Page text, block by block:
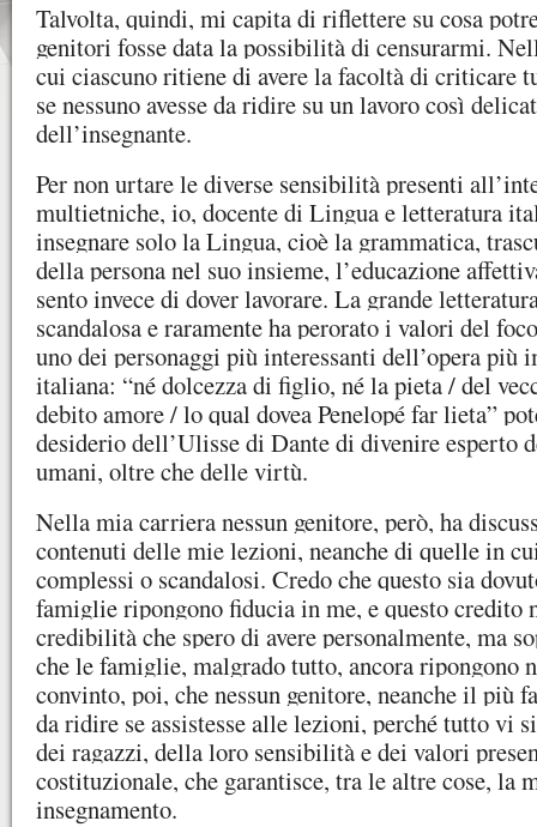
Talvolta, quindi, mi capita di riflettere su cosa
genitori fosse data la possibilità di censurarmi.
cui ciascuno ritiene di avere la facoltà di criticare
se nessuno avesse da ridire su un lavoro così
dell’insegnante.
Per non urtare le diverse sensibilità presenti
multietniche, io, docente di Lingua e letteratura
insegnare solo la Lingua, cioè la grammatica,
della persona nel suo insieme, l’educazione
sento invece di dover lavorare. La grande
scandalosa e raramente ha perorato i valori del
uno dei personaggi più interessanti dell’opera più
italiana: “né dolcezza di figlio, né la pieta / del
debito amore / lo qual dovea Penelopé far lieta”
desiderio dell’Ulisse di Dante di divenire esperto
umani, oltre che delle virtù.
Nella mia carriera nessun genitore, però, ha
contenuti delle mie lezioni, neanche di quelle in
complessi o scandalosi. Credo che questo sia
famiglie ripongono fiducia in me, e questo credito
credibilità che spero di avere personalmente, ma
che le famiglie, malgrado tutto, ancora ripongono
convinto, poi, che nessun genitore, neanche il più
da ridire se assistessealle lezioni, perché tutto vi
dei ragazzi, della loro sensibilità e dei valori
costituzionale, che garantisce, tra le altre cose, la
insegnamento.